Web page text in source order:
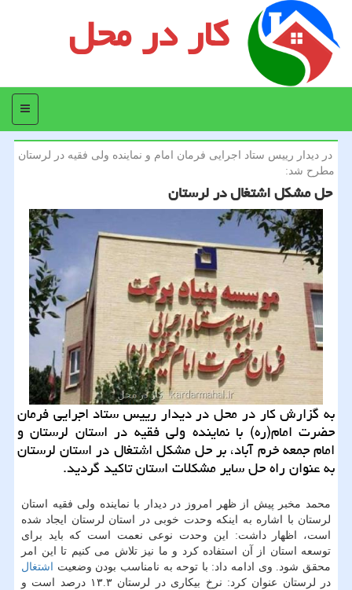
کار در محل
منو
در دیدار رییس ستاد اجرایی فرمان امام و نماینده ولی فقیه در لرستان
مطرح شد:
حل مشكل اشتغال در لرستان
به گزارش كار در محل در دیدار رییس ستاد اجرایی فرمان
حضرت امام(ره) با نماینده ولی فقیه در استان لرستان و
امام جمعه خرم آباد، بر حل مشكل اشتغال در استان لرستان
به عنوان راه حل سایر مشكلات استان تاكید گردید.
محمد مخبر پیش از ظهر امروز در دیدار با نماینده ولی فقیه استان
لرستان با اشاره به اینكه وحدت خوبی در استان لرستان ایجاد شده
است، اظهار داشت: این وحدت نوعی نعمت است كه باید برای
توسعه استان از آن استفاده كرد و ما نیز تلاش می كنیم تا این امر
محقق شود. وی ادامه داد: با توحه به نامناسب بودن وضعیت
اشتغال
در لرستان عنوان كرد: نرخ بیكاری در لرستان ۱۳.۳ درصد است و